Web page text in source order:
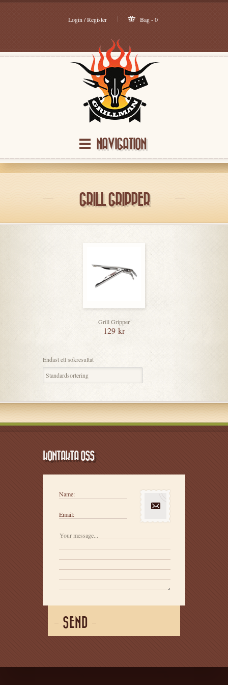
Login / Register Bag - 0
NAVIGATION
GRILL GRIPPER
Grill Gripper
129 kr
Endast ett sökresultat
KONTAKTA OSS
Name:
Email:
SEND